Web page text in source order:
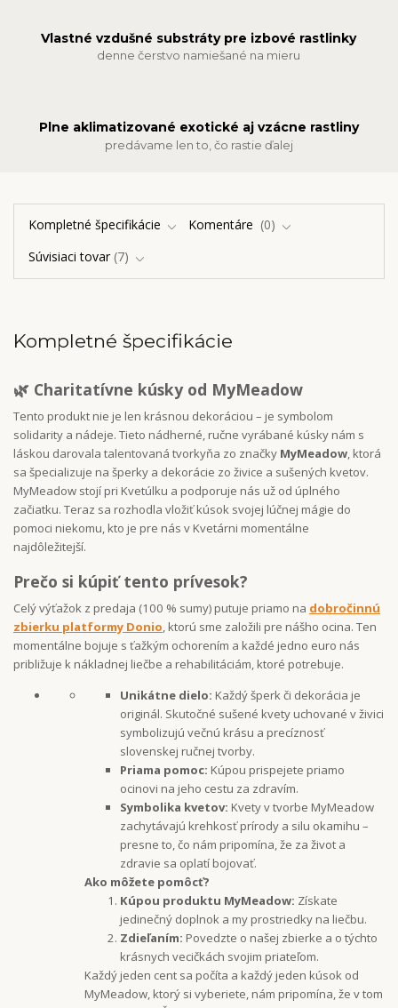
Vlastné vzdušné substráty pre izbové rastlinky
denne čerstvo namiešané na mieru
Plne aklimatizované exotické aj vzácne rastliny
predávame len to, čo rastie ďalej
Kompletné špecifikácie Komentáre
0
Súvisiaci tovar 7
Kompletné špecifikácie
🌿 Charitatívne kúsky od MyMeadow
Tento produkt nie je len krásnou dekoráciou – je symbolom
solidarity a nádeje. Tieto nádherné, ručne vyrábané kúsky nám s
láskou darovala talentovaná tvorkyňa zo značky MyMeadow , ktorá
sa špecializuje na šperky a dekorácie zo živice a sušených kvetov.
MyMeadow stojí pri Kvetúlku a podporuje nás už od úplného
začiatku. Teraz sa rozhodla vložiť kúsok svojej lúčnej mágie do
pomoci niekomu, kto je pre nás v Kvetárni momentálne
najdôležitejší.
Prečo si kúpiť tento prívesok?
Celý výťažok z predaja (100 % sumy) putuje priamo na dobročinnú
zbierku platformy Donio, ktorú sme založili pre nášho ocina. Ten
momentálne bojuje s ťažkým ochorením a každé jedno euro nás
približuje k nákladnej liečbe a rehabilitáciám, ktoré potrebuje.
Unikátne dielo: Každý šperk či dekorácia je
originál. Skutočné sušené kvety uchované v živici
symbolizujú večnú krásu a precíznosť
slovenskej ručnej tvorby.
Priama pomoc: Kúpou prispejete priamo
ocinovi na jeho cestu za zdravím.
Symbolika kvetov: Kvety v tvorbe MyMeadow
zachytávajú krehkosť prírody a silu okamihu –
presne to, čo nám pripomína, že za život a
zdravie sa oplatí bojovať.
Ako môžete pomôcť?
Kúpou produktu MyMeadow: Získate
jedinečný doplnok a my prostriedky na liečbu.
Zdieľaním: Povedzte o našej zbierke a o týchto
krásnych vecičkách svojim priateľom.
Každý jeden cent sa počíta a každý jeden kúsok od
MyMeadow, ktorý si vyberiete, nám pripomína, že v tom